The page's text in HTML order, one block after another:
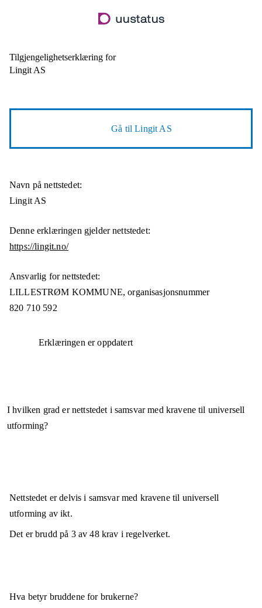
til
Tilgjengelighetserklæring for
Lingit AS
Gå tilLingit AS
Navn på nettstedet:
Lingit AS
Denne erklæringen gjelder nettstedet:
https://lingit.no/
Ansvarlig for nettstedet:
LILLESTRØM KOMMUNE,organisasjonsnummer
820 710 592
Erklæringen er oppdatert
I hvilken grad er nettstedet i samsvar med kravene til universell
utforming?
Nettstedet erdelvis i samsvarmed kravene til universell
utforming av ikt.
Det er brudd på 3av48krav i regelverket.
Hva betyr bruddene for brukerne?